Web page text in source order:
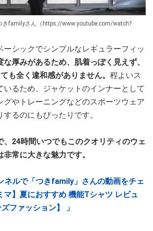
きfamilyさん（https://www.youtube.com/watch?
ーシックでシンプルなレギュラーフィッ
な厚みがあるため、肌着っぽく見えず、
も全く違和感がありません。 程よいス
いるため、ジャケットのインナーとして
グやトレーニングなどのスポーツウェア
るのにもぴったりです。
、24時間いつでもこのクオリティのウェ
常に大きな魅力です。
ルで「つきfamily」さんの動画をチェ
マ】夏におすすめ 機能Tシャツ レビュ
ファッション】 」